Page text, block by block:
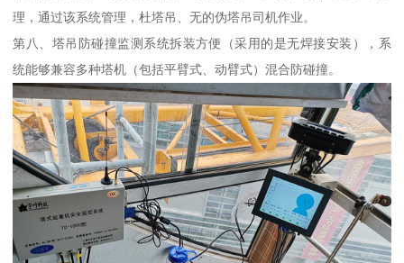
理，通过该系统管理，杜塔吊、无的伪塔吊司机作业。
第八、塔吊防碰撞监测系统拆装方便（采用的是无焊接安装），系
统能够兼容多种塔机（包括平臂式、动臂式）混合防碰撞。